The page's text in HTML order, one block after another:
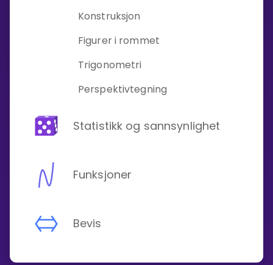
Konstruksjon
Figurer i rommet
Trigonometri
Perspektivtegning
Statistikk og sannsynlighet
Funksjoner
Bevis